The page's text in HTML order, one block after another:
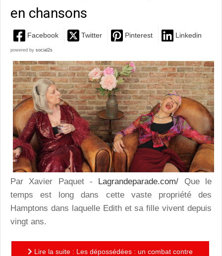
en chansons
Facebook Twitter Pinterest Linkedin
powered by social2s
Par Xavier Paquet - Lagrandeparade.com/ Que le
temps est long dans cette vaste propriété des
Hamptons dans laquelle Edith et sa fille vivent depuis
vingt ans.
Lire la suite : Les dépossédées : un combat contre